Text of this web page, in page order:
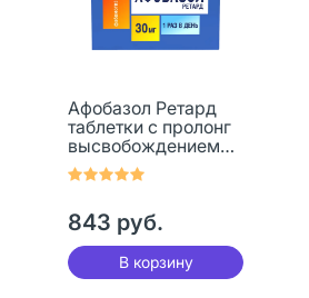
Афобазол Ретард
таблетки с пролонг
высвобождением
покрыт.плен.об. 30
мг 30 шт
843 руб.
В корзину